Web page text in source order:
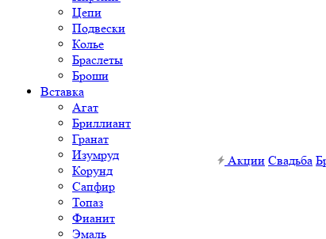
Цепи
Подвески
Колье
Браслеты
Броши
Вставка
Агат
Бриллиант
Гранат
Изумруд
Корунд
Сапфир
Топаз
Фианит
Эмаль
Акции Свадьба